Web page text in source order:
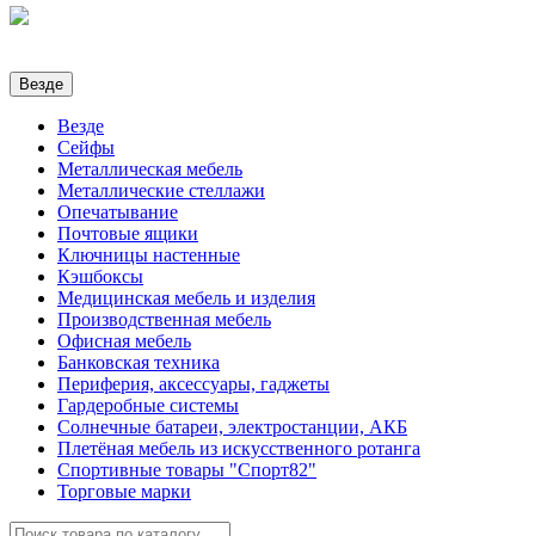
Везде
Везде
Сейфы
Металлическая мебель
Металлические стеллажи
Опечатывание
Почтовые ящики
Ключницы настенные
Кэшбоксы
Медицинская мебель и изделия
Производственная мебель
Офисная мебель
Банковская техника
Периферия, аксессуары, гаджеты
Гардеробные системы
Солнечные батареи, электростанции, АКБ
Плетёная мебель из искусственного ротанга
Спортивные товары "Спорт82"
Торговые марки